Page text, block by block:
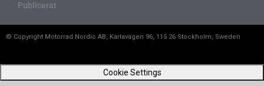
Publicerat
© Copyright Motorrad Nordic AB, Karlavägen 96, 115 26 Stockholm, Sweden
Cookie Settings